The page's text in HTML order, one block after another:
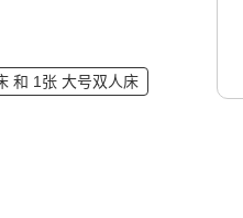
和 1张 大号双人床